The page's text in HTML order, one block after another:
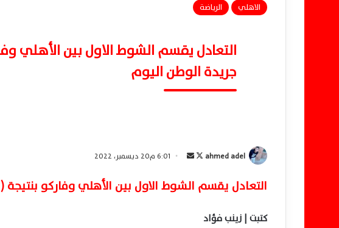
الاهلي
الرياضة
جريدة الوطن اليوم
ahmed adel
ت
ب س
6:01 م20 ديسمبر، 2022
التعادل يقسم الشوط الاول بين الأهلي وفاركو بنتيجة ( 1- 1 ) لكلا منهما – جريدة الوطن اليوم
كتبت | زينب فؤاد